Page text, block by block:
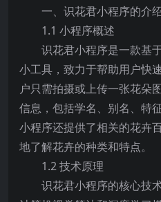
一、识花君小程序的介
1.1 小程序概述
识花君小程序是一款基
小工具，致力于帮助用户快
户只需拍摄或上传一张花朵
信息，包括学名、别名、特
小程序还提供了相关的花卉
地了解花卉的种类和特点。
1.2 技术原理
识花君小程序的核心技